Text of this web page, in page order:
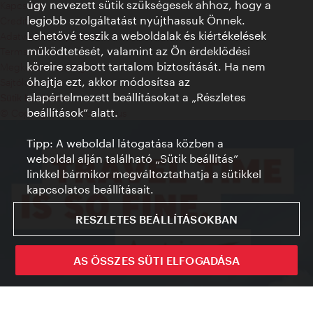
Kapcsolat
Credits
Adatvédelmi nyilatkozat
Terms of Use
Megközelíthetőség
Sajtókapcsolat
Sütik beállítása
© Copyright WienTourismus
úgy nevezett sütik szükségesek ahhoz, hogy a
legjobb szolgáltatást nyújthassuk Önnek.
Lehetővé teszik a weboldalak és kiértékelések
működtetését, valamint az Ön érdeklődési
köreire szabott tartalom biztosítását. Ha nem
óhajtja ezt, akkor módosítsa az
alapértelmezett beállításokat a „Részletes
beállítások“ alatt.
Tipp: A weboldal látogatása közben a
weboldal alján található „Sütik beállítás”
linkkel bármikor megváltoztathatja a sütikkel
kapcsolatos beállításait.
RESZLETES BEÁLLÍTÁSOKBAN
AS ÖSSZES SÜTI ELFOGADÁSA